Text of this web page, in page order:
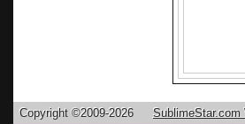
Copyright ©2009-2026 SublimeStar.com